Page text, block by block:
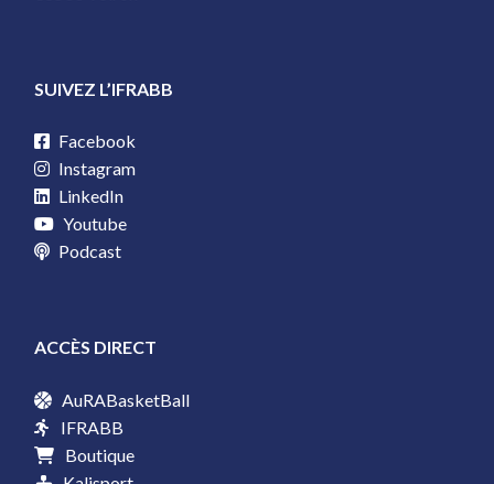
SUIVEZ L’IFRABB
Facebook
Instagram
LinkedIn
Youtube
Podcast
ACCÈS DIRECT
AuRABasketBall
IFRABB
Boutique